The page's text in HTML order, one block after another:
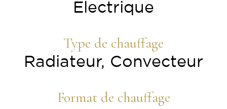
Electrique
Type de chauffage
Radiateur, Convecteur
Format de chauffage